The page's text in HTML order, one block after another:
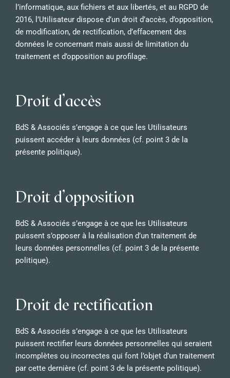
l’informatique, aux fichiers et aux libertés, et au RGPD de
2016, l’Utilisateur dispose d’un droit d’accès, d’opposition,
de modification, de rectification, d’effacement des
données le concernant mais aussi de limitation du
traitement et d’opposition au profilage.
Droit d’accès
BdS & Associés s’engage à ce que les Utilisateurs
puissent accéder à leurs données (cf. point 3 de la
présente politique).
Droit d’opposition
BdS & Associés s’engage à ce que les Utilisateurs
puissent s’opposer à la réalisation d’un traitement de
leurs données personnelles (cf. point 3 de la présente
politique).
Droit de rectification
BdS & Associés s’engage à ce que les Utilisateurs
puissent rectifier leurs données personnelles qui seraient
incomplètes ou incorrectes qui font l’objet d’un traitement
par cette dernière (cf. point 3 de la présente politique).